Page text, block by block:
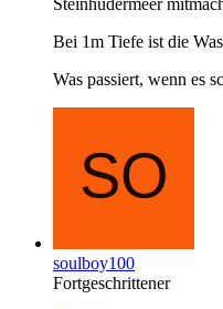
Bei 1m Tiefe ist die
Was passiert, wenn es
soulboy100
Fortgeschrittener